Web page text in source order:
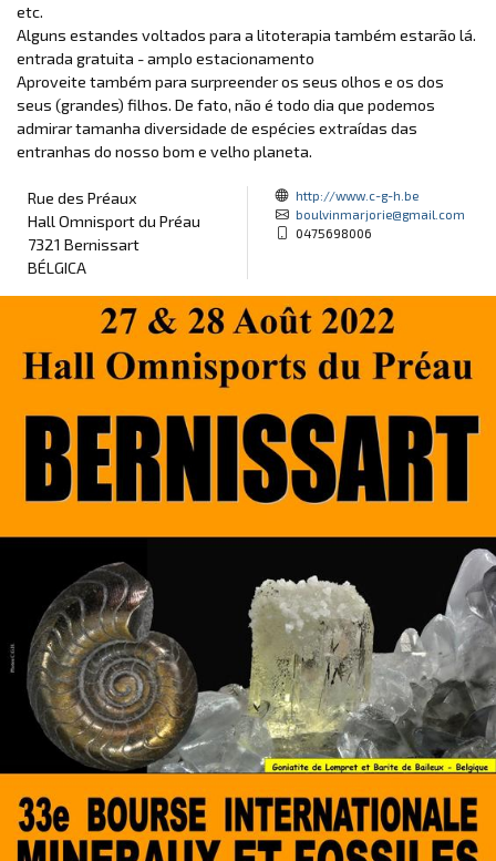
etc.
Alguns estandes voltados para a litoterapia também estarão lá.
entrada gratuita - amplo estacionamento
Aproveite também para surpreender os seus olhos e os dos
seus (grandes) filhos. De fato, não é todo dia que podemos
admirar tamanha diversidade de espécies extraídas das
entranhas do nosso bom e velho planeta.
Rue des Préaux
Hall Omnisport du Préau
7321 Bernissart
BÉLGICA
http://www.c-g-h.be
boulvinmarjorie@gmail.com
0475698006